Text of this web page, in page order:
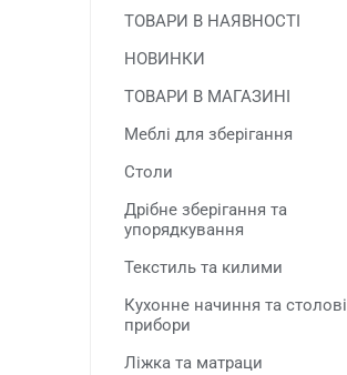
ТОВАРИ В НАЯВНОСТІ
НОВИНКИ
ТОВАРИ В МАГАЗИНІ
Меблі для зберігання
Столи
Дрібне зберігання та
упорядкування
Текстиль та килими
Кухонне начиння та столові
прибори
Ліжка та матраци